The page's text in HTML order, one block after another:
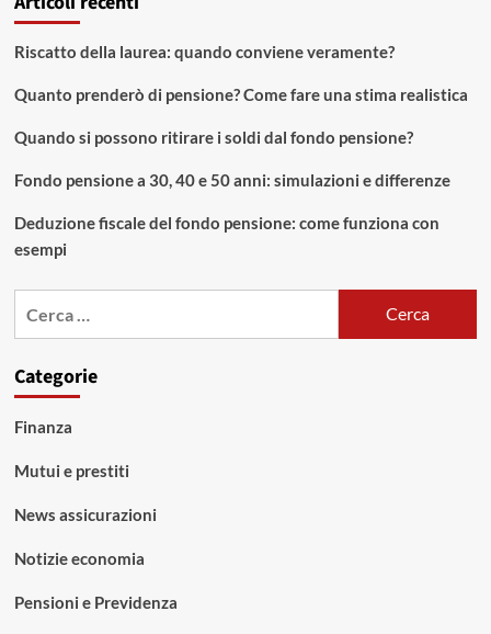
i
che
nel
dello
Riscatto della laurea: quando conviene veramente?
Quanto prenderò di pensione? Come fare una stima realistica
Quando si possono ritirare i soldi dal fondo pensione?
Fondo pensione a 30, 40 e 50 anni: simulazioni e differenze
Deduzione fiscale del fondo pensione: come funziona con
esempi
Categorie
Finanza
Mutui e prestiti
News assicurazioni
Notizie economia
Pensioni e Previdenza